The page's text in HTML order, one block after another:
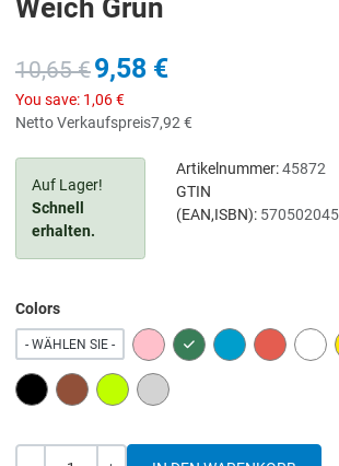
Weich Grün
10,65 €9,58 €
You save: 1,06 €
Netto Verkaufspreis7,92 €
Auf Lager!
Schnell
erhalten.
Artikelnummer:45872
GTIN
(EAN,ISBN):
Colors
- WÄHLEN SIE - PINK GREEN BLUE RED
BLACK BROWN LIME GREY